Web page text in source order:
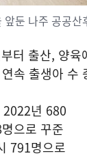
앞둔 나주 공공
터 출산, 양
속 출생아 수
2022년 680
으로 꾸준
791명으로